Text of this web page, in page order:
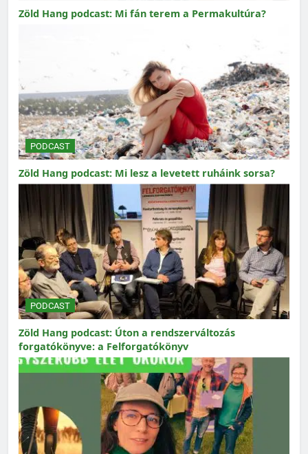
Zöld Hang podcast: Mi fán terem a Permakultúra?
PODCAST
Zöld Hang podcast: Mi lesz a levetett ruháink sorsa?
PODCAST
Zöld Hang podcast: Úton a rendszerváltozás
forgatókönyve: a Felforgatókönyv